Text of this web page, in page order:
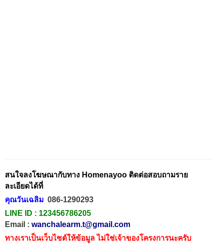
สนใจลงโฆษณากับทาง Homenayoo ติดต่อสอบถามราย
ละเอียดได้ที่
คุณวันเฉลิม 086-1290293
LINE ID : 123456786205
Email : wanchalearm.t@gmail.com
ทางเราเป็นเว็บไซต์ให้ข้อมูล ไม่ใช่เจ้าของโครงการนะครับ